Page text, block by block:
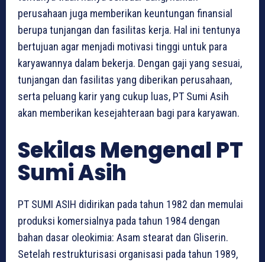
perusahaan juga memberikan keuntungan finansial
berupa tunjangan dan fasilitas kerja. Hal ini tentunya
bertujuan agar menjadi motivasi tinggi untuk para
karyawannya dalam bekerja. Dengan gaji yang sesuai,
tunjangan dan fasilitas yang diberikan perusahaan,
serta peluang karir yang cukup luas, PT Sumi Asih
akan memberikan kesejahteraan bagi para karyawan.
Sekilas Mengenal PT
Sumi Asih
PT SUMI ASIH didirikan pada tahun 1982 dan memulai
produksi komersialnya pada tahun 1984 dengan
bahan dasar oleokimia: Asam stearat dan Gliserin.
Setelah restrukturisasi organisasi pada tahun 1989,